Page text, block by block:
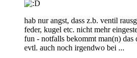
hab nur angst, dass z.b. ventil
feder, kugel etc. nicht mehr
fun - notfalls bekommt man(n) das
evtl. auch noch irgendwo bei ...